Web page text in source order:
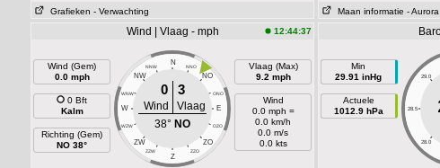
Grafieken - Verwachting Maan informatie - Aurora
Wind | Vlaag - mph 12:44:37
Wind (Gem)
0.0 mph
0 Bft
Kalm
Richting (Gem)
NO 38°
N
NNW NNO
NW NO
WNW ONO
W E
WZW OZO
ZW ZO
ZZW ZZO
Z
0 3
Wind
Vlaag
38° NO
Vlaag (Max)
9.2 mph
Wind
0.0 mph =
0.0 km/h
0.0 m/s
0.0 kts
Min
29.91 inHg
Actuele
1012.9 hPa
29.0
28.5
28.0